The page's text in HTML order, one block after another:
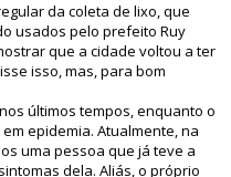
da coleta de lixo, que
usados pelo prefeito Ruy
que a cidade voltou a ter
isso, mas, para bom
últimos tempos, enquanto o
epidemia. Atualmente, na
uma pessoa que já teve a
dela. Aliás, o próprio